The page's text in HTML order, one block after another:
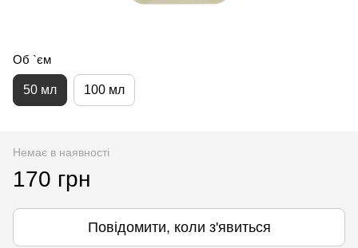
Об `єм
50 мл 100 мл
Немає в наявності
170 грн
Повідомити, коли з'явиться